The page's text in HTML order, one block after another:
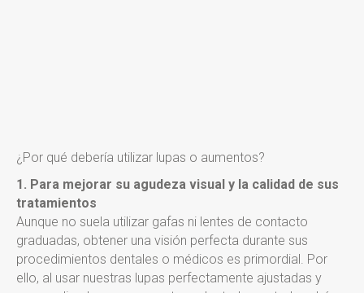
¿Por qué debería utilizar lupas o aumentos?
1. Para mejorar su agudeza visual y la calidad de sus
tratamientos
Aunque no suela utilizar gafas ni lentes de contacto
graduadas, obtener una visión perfecta durante sus
procedimientos dentales o médicos es primordial. Por
ello, al usar nuestras lupas perfectamente ajustadas y